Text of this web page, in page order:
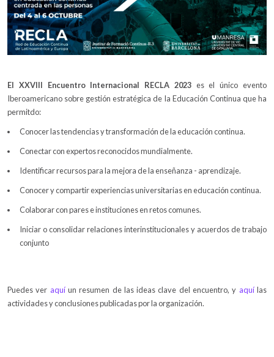
El XXVIII Encuentro Internacional RECLA 2023es el único evento
Iberoamericano sobre gestión estratégica de la Educación Continua que ha
permitdo:
Conocer las tendencias y transformación de la educación continua.
Conectar con expertos reconocidos mundialmente.
Identificar recursos para la mejora de la enseñanza ­- aprendizaje.
Conocer y compartir experiencias universitarias en educación continua.
Colaborar con pares e instituciones en retos comunes.
Iniciar o consolidar relaciones interinstitucionales y acuerdos de trabajo
conjunto
Puedes ver aquíun resumen de las ideas clave del encuentro, y aquílas
actividades y conclusiones publicadas por la organización.